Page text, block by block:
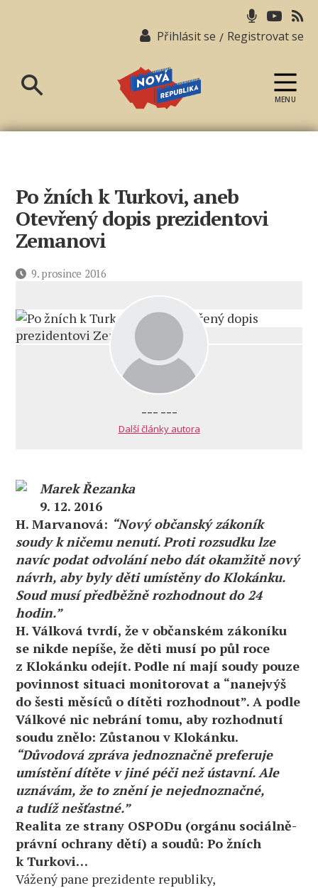
Přihlásit se / Registrovat se
republika
MENU
Po žních k Turkovi, aneb
Otevřený dopis prezidentovi
Zemanovi
Datum9. prosince 2016
--- ---
Další články autora
Marek Řezanka
9. 12. 2016
H. Marvanová: “Nový občanský zákoník
soudy k ničemu nenutí. Proti rozsudku lze
navíc podat odvolání nebo dát okamžitě nový
návrh, aby byly děti umístěny do Klokánku.
Soud musí předběžně rozhodnout do 24
hodin.”
H. Válková tvrdí, že v občanském zákoníku
se nikde nepíše, že děti musí po půl roce
z Klokánku odejít. Podle ní mají soudy pouze
povinnost situaci monitorovat a “nanejvýš
do šesti měsíců o dítěti rozhodnout”. A podle
Válkové nic nebrání tomu, aby rozhodnutí
soudu znělo: Zůstanou v Klokánku.
“Důvodová zpráva jednoznačně preferuje
umístění dítěte v jiné péči než ústavní. Ale
uznávám, že to znění je nejednoznačné,
a tudíž nešťastné.”
Realita ze strany OSPODu (orgánu sociálně-
právní ochrany dětí) a soudů: Po žních
k Turkovi…
Vážený pane prezidente republiky,